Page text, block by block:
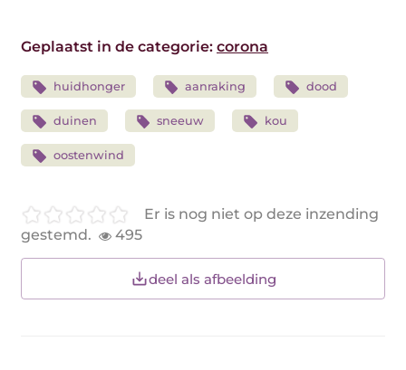
Geplaatst in de categorie: corona
huidhonger aanraking dood
duinen sneeuw kou
oostenwind
Er is nog niet op deze inzending
gestemd.
495
deel als afbeelding